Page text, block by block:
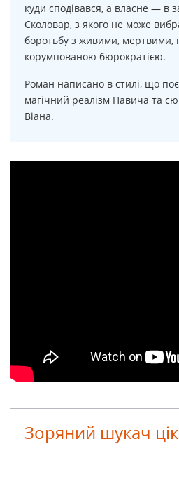
куди сподівався, а власне — в
Сколовар, з якого не може
боротьбу з живими, мертвими,
корумпованою бюрократією.
Роман написано в стилі, що
магічний реалізм Павича та
Віана.
Зоряний шукач